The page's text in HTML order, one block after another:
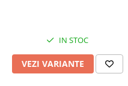
IN STOC
VEZI VARIANTE